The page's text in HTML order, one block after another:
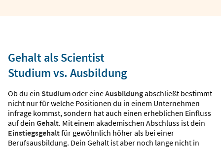
Gehalt als Scientist
Studium vs. Ausbildung
Ob du ein Studiumoder eineAusbildungabschließt bestimmt
nicht nur für welche Positionen du in einem Unternehmen
infrage kommst, sondern hat auch einen erheblichen Einfluss
auf dein Gehalt. Mit einem akademischen Abschluss ist dein
Einstiegsgehaltfür gewöhnlich höher als bei einer
Berufsausbildung. Dein Gehalt ist aber noch lange nicht in